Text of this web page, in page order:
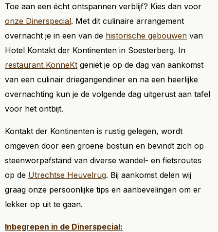
Toe aan een écht ontspannen verblijf? Kies dan voor
onze Dinerspecial. Met dit culinaire arrangement
overnacht je in een van de historische gebouwen van
Hotel Kontakt der Kontinenten in Soesterberg. In
restaurant KonneKt geniet je op de dag van aankomst
van een culinair driegangendiner en na een heerlijke
overnachting kun je de volgende dag uitgerust aan tafel
voor het ontbijt.
Kontakt der Kontinenten is rustig gelegen, wordt
omgeven door een groene bostuin en bevindt zich op
steenworpafstand van diverse wandel- en fietsroutes
op de Utrechtse Heuvelrug. Bij aankomst delen wij
graag onze persoonlijke tips en aanbevelingen om er
lekker op uit te gaan.
Inbegrepen in de Dinerspecial: